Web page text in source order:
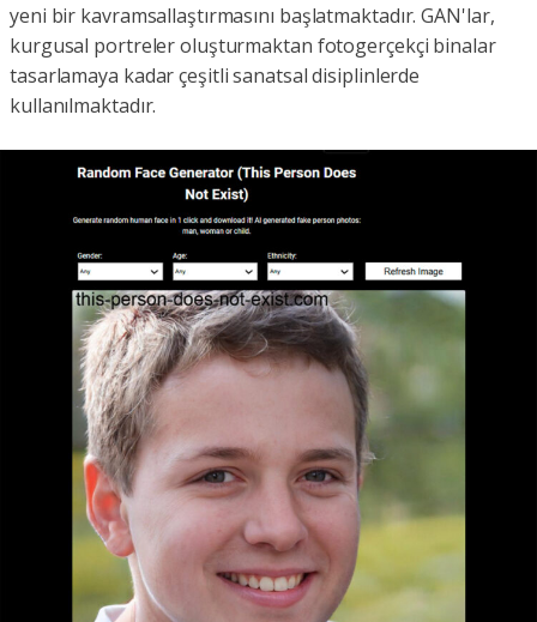
yeni bir kavramsallaştırmasını başlatmaktadır. GAN'lar,
kurgusal portreler oluşturmaktan fotogerçekçi binalar
tasarlamaya kadar çeşitli sanatsal disiplinlerde
kullanılmaktadır.